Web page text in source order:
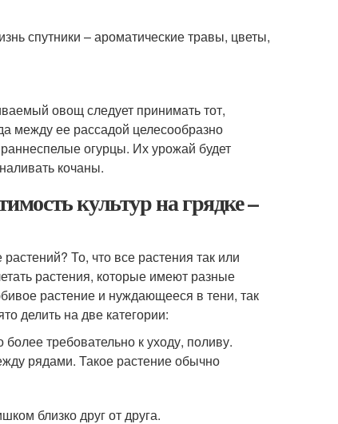
спутники – ароматические травы, цветы,
овощ следует принимать тот,
между ее рассадой целесообразно
огурцы. Их урожай будет
кочаны.
культур на грядке –
То, что все растения так или
растения, которые имеют разные
растение и нуждающееся в тени, так
делить на две категории:
требовательно к уходу, поливу.
рядами. Такое растение обычно
близко друг от друга.